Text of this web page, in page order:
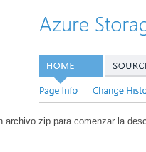
archivo zip para comenzar la